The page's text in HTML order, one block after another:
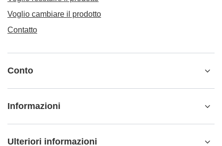
Voglio cambiare il prodotto
Contatto
Conto
Informazioni
Ulteriori informazioni